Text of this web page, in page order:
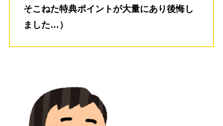
そこねた特典ポイントが大量にあり後悔し
ました…）